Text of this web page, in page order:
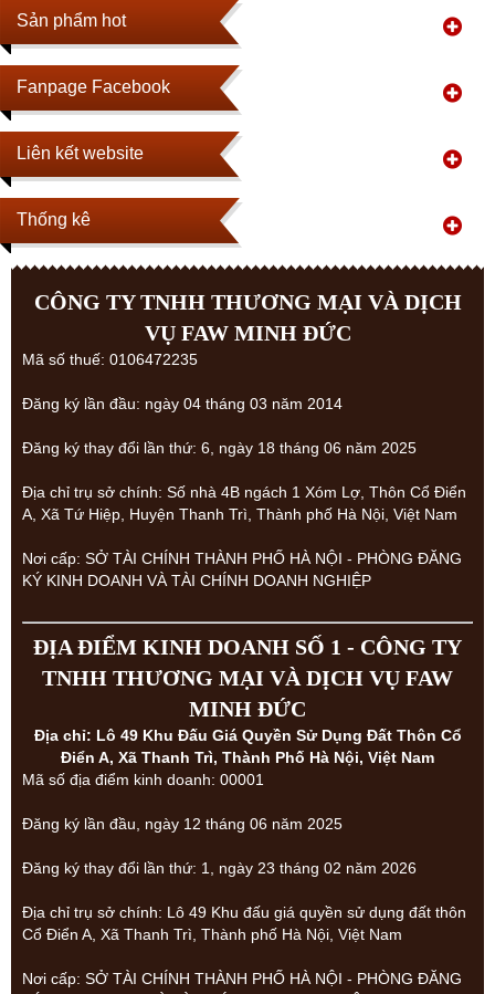
Sản phẩm hot
Fanpage Facebook
Liên kết website
Thống kê
CÔNG TY TNHH THƯƠNG MẠI VÀ DỊCH
VỤ FAW MINH ĐỨC
Mã số thuế: 0106472235
Đăng ký lần đầu: ngày 04 tháng 03 năm 2014
Đăng ký thay đổi lần thứ: 6, ngày 18 tháng 06 năm 2025
Địa chỉ trụ sở chính: Số nhà 4B ngách 1 Xóm Lợ, Thôn Cổ Điển
A, Xã Tứ Hiệp, Huyện Thanh Trì, Thành phố Hà Nội, Việt Nam
Nơi cấp: SỞ TÀI CHÍNH THÀNH PHỐ HÀ NỘI - PHÒNG ĐĂNG
KÝ KINH DOANH VÀ TÀI CHÍNH DOANH NGHIỆP
ĐỊA ĐIỂM KINH DOANH SỐ 1 - CÔNG TY
TNHH THƯƠNG MẠI VÀ DỊCH VỤ FAW
MINH ĐỨC
Địa chỉ: Lô 49 Khu Đấu Giá Quyền Sử Dụng Đất Thôn Cổ
Điển A, Xã Thanh Trì, Thành Phố Hà Nội, Việt Nam
Mã số địa điểm kinh doanh: 00001
Đăng ký lần đầu, ngày 12 tháng 06 năm 2025
Đăng ký thay đổi lần thứ: 1, ngày 23 tháng 02 năm 2026
Địa chỉ trụ sở chính: Lô 49 Khu đấu giá quyền sử dụng đất thôn
Cổ Điển A, Xã Thanh Trì, Thành phố Hà Nội, Việt Nam
Nơi cấp: SỞ TÀI CHÍNH THÀNH PHỐ HÀ NỘI - PHÒNG ĐĂNG